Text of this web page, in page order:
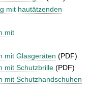
mit hautätzenden
mit
mit Glasgeräten (PDF)
mit Schutzbrille (PDF)
mit Schutzhandschuhen